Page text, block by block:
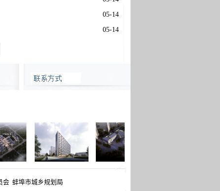
05-14
05-14
会 蚌埠市城乡规划局